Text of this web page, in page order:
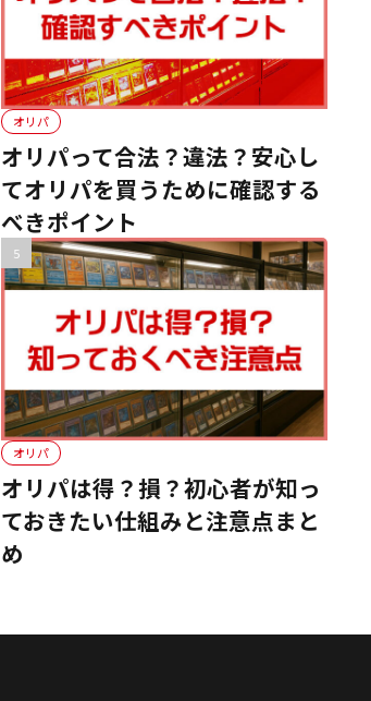
オリパ
オリパって合法？違法？安心し
てオリパを買うために確認する
べきポイント
オリパ
オリパは得？損？初心者が知っ
ておきたい仕組みと注意点まと
め